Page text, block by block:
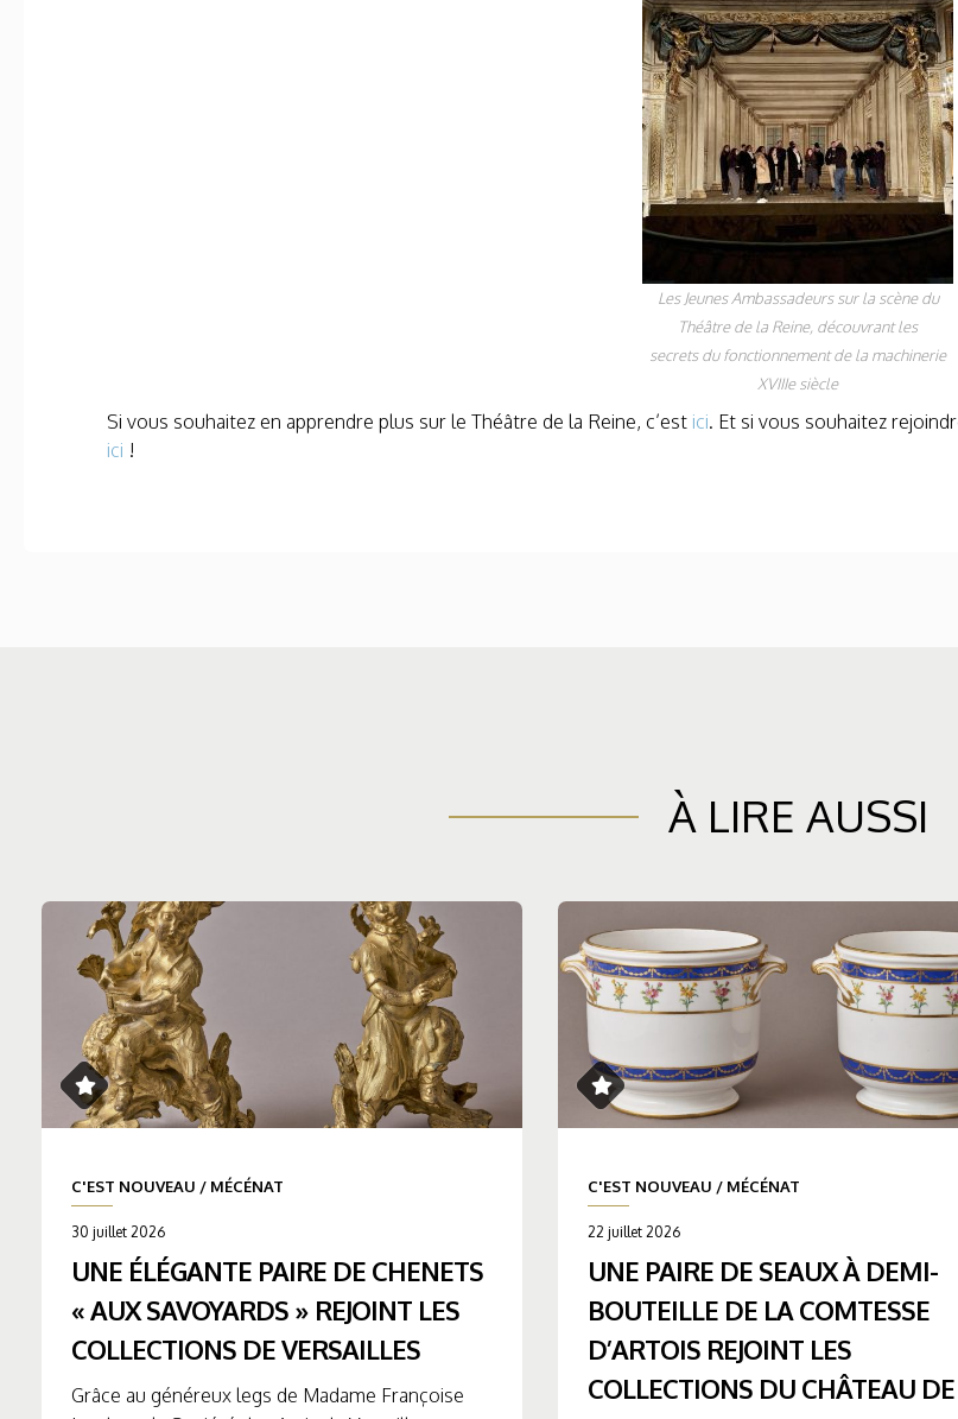
Les Jeunes Ambassadeurs sur la scène du
Théâtre de la Reine, découvrant les
secrets du fonctionnement de la machinerie
XVIIIe siècle
Si vous souhaitez en apprendre plus sur le Théâtre de la Reine, c’est ici. Et si vous souhaitez
ici !
À LIRE AUSSI
C'EST NOUVEAU / MÉCÉNAT
30 juillet 2026
UNE ÉLÉGANTE PAIRE DE CHENETS
« AUX SAVOYARDS » REJOINT LES
COLLECTIONS DE VERSAILLES
Grâce au généreux legs de Madame Françoise
C'EST NOUVEAU / MÉCÉNAT
22 juillet 2026
UNE PAIRE DE SEAUX À DEMI-
BOUTEILLE DE LA COMTESSE
D’ARTOIS REJOINT LES
COLLECTIONS DU CHÂTEAU DE